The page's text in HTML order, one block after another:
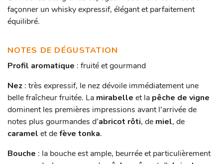
façonner un whisky expressif, élégant et parfaitement
équilibré.
NOTES DE DÉGUSTATION
Profil aromatique : fruité et gourmand
Nez : très expressif, le nez dévoile immédiatement une
belle fraîcheur fruitée. La mirabelle et la pêche de vigne
dominent les premières impressions avant l’arrivée de
notes plus gourmandes d’abricot rôti, de miel, de
caramel et defève tonka.
Bouche : la bouche est ample, beurrée et particulièrement